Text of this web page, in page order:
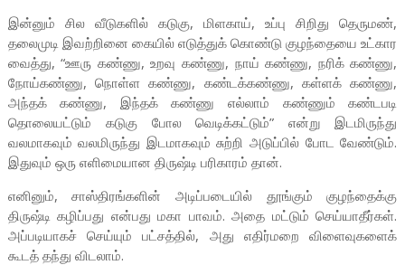
இன்னும் சில வீடுகளில் கடுகு, மிளகாய், உப்பு சிறிது தெருமண்,
தலைமுடி இவற்றினை கையில் எடுத்துக் கொண்டு குழந்தையை உட்கார
வைத்து, “ஊரு கண்ணு, உறவு கண்ணு, நாய் கண்ணு, நரிக் கண்ணு,
நோய்கண்ணு, நொள்ள கண்ணு, கண்டக்கண்ணு, கள்ளக் கண்ணு,
அந்தக் கண்ணு, இந்தக் கண்ணு எல்லாம் கண்ணும் கண்டபடி
தொலையட்டும் கடுகு போல வெடிக்கட்டும்” என்று இடமிருந்து
வலமாகவும் வலமிருந்து இடமாகவும் சுற்றி அடுப்பில் போட வேண்டும்.
இதுவும் ஒரு எளிமையான திருஷ்டி பரிகாரம் தான்.
எனினும், சாஸ்திரங்களின் அடிப்படையில் தூங்கும் குழந்தைக்கு
திருஷ்டி கழிப்பது என்பது மகா பாவம். அதை மட்டும் செய்யாதீர்கள்.
அப்படியாகச் செய்யும் பட்சத்தில், அது எதிர்மறை விளைவுகளைக்
கூடத் தந்து விடலாம்.